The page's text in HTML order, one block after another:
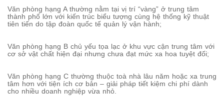
Văn phòng hạng A thường nằm tại vị trí “vàng” ở trung tâm
thành phố lớn với kiến trúc biểu tượng cùng hệ thống kỹ thuật
tiên tiến do tập đoàn quốc tế quản lý vận hành;
Văn phòng hạng B chủ yếu tọa lạc ở khu vực cận trung tâm với
cơ sở vật chất hiện đại nhưng chưa đạt mức xa hoa tuyệt đối;
Văn phòng hạng C thường thuộc toà nhà lâu năm hoặc xa trung
tâm hơn với tiện ích cơ bản – giải pháp tiết kiệm chi phí dành
cho nhiều doanh nghiệp vừa nhỏ.